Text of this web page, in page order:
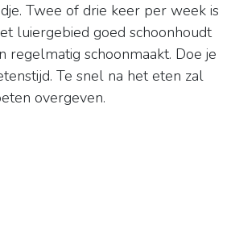
Twee of drie keer per week is
luiergebied goed schoonhoudt
regelmatig schoonmaakt. Doe je
Te snel na het eten zal
overgeven.